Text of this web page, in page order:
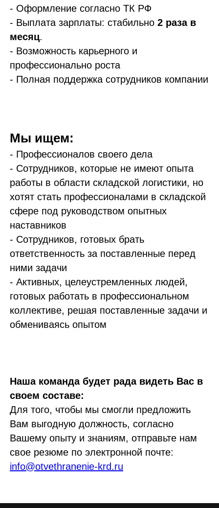
- Оформление согласно ТК РФ
- Выплата зарплаты: стабильно 2 раза в
месяц.
- Возможность карьерного и
профессионально роста
- Полная поддержка сотрудников компании
Мы ищем:
- Профессионалов своего дела
- Сотрудников, которые не имеют опыта
работы в области складской логистики, но
хотят стать профессионалами в складской
сфере под руководством опытных
наставников
- Сотрудников, готовых брать
ответственность за поставленные перед
ними задачи
- Активных, целеустремленных людей,
готовых работать в профессиональном
коллективе, решая поставленные задачи и
обмениваясь опытом
Наша команда будет рада видеть Вас в
своем составе:
Для того, чтобы мы смогли предложить
Вам выгодную должность, согласно
Вашему опыту и знаниям, отправьте нам
свое резюме по электронной почте:
info@otvethranenie-krd.ru